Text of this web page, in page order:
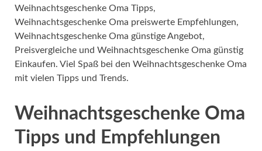
Weihnachtsgeschenke Oma Tipps,
Weihnachtsgeschenke Oma preiswerte Empfehlungen,
Weihnachtsgeschenke Oma günstige Angebot,
Preisvergleiche und Weihnachtsgeschenke Oma günstig
Einkaufen. Viel Spaß bei den Weihnachtsgeschenke Oma
mit vielen Tipps und Trends.
Weihnachtsgeschenke Oma
Tipps und Empfehlungen